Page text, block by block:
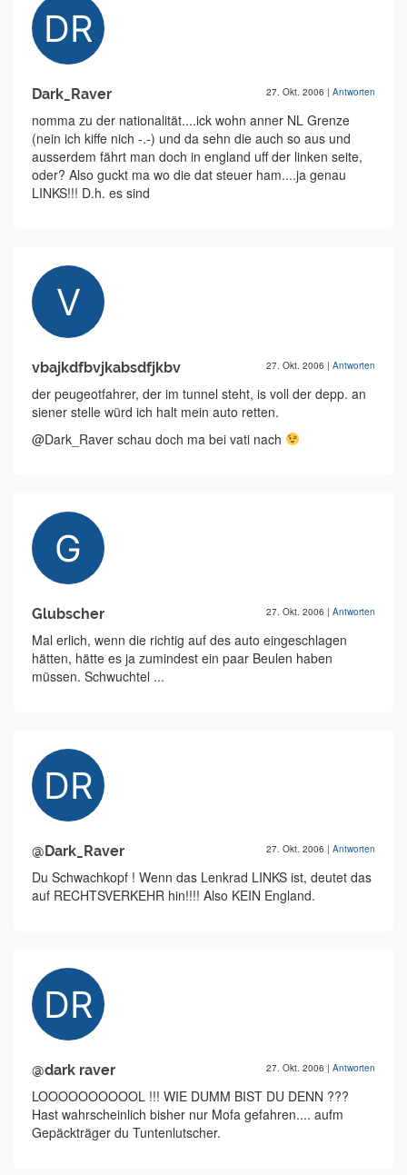
Dark_Raver 27. Okt. 2006 | Antworten
nomma zu der nationalität....ick wohn anner NL Grenze
(nein ich kiffe nich -.-) und da sehn die auch so aus und
ausserdem fährt man doch in england uff der linken seite,
oder? Also guckt ma wo die dat steuer ham....ja genau
LINKS!!! D.h. es sind
vbajkdfbvjkabsdfjkbv 27. Okt. 2006 | Antworten
der peugeotfahrer, der im tunnel steht, is voll der depp. an
siener stelle würd ich halt mein auto retten.
@Dark_Raver schau doch ma bei vati nach
Glubscher 27. Okt. 2006 | Antworten
Mal erlich, wenn die richtig auf des auto eingeschlagen
hätten, hätte es ja zumindest ein paar Beulen haben
müssen. Schwuchtel ...
@Dark_Raver 27. Okt. 2006 | Antworten
Du Schwachkopf ! Wenn das Lenkrad LINKS ist, deutet das
auf RECHTSVERKEHR hin!!!! Also KEIN England.
@dark raver 27. Okt. 2006 | Antworten
LOOOOOOOOOOL !!! WIE DUMM BIST DU DENN ???
Hast wahrscheinlich bisher nur Mofa gefahren.... aufm
Gepäckträger du Tuntenlutscher.